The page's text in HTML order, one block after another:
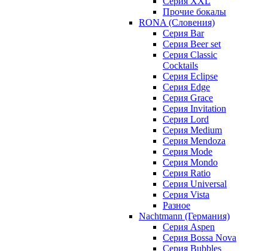
Прочие бокалы
RONA (Словения)
Серия Bar
Серия Beer set
Серия Classic
Cocktails
Серия Eclipse
Серия Edge
Серия Grace
Серия Invitation
Серия Lord
Серия Medium
Серия Mendoza
Серия Mode
Серия Mondo
Серия Ratio
Серия Universal
Серия Vista
Разное
Nachtmann (Германия)
Серия Aspen
Серия Bossa Nova
Серия Bubbles